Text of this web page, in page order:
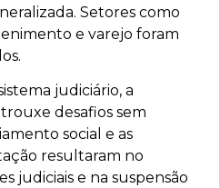
Setores como
e varejo foram
judiciário, a
desafios sem
social e as
resultaram no
judiciais e na suspensão